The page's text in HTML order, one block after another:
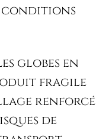
conditions
globes en
fragile
renforcé
de